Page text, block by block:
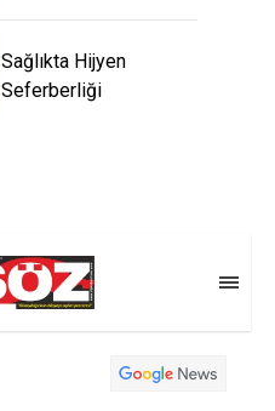
Sağlıkta Hijyen
Seferberliği